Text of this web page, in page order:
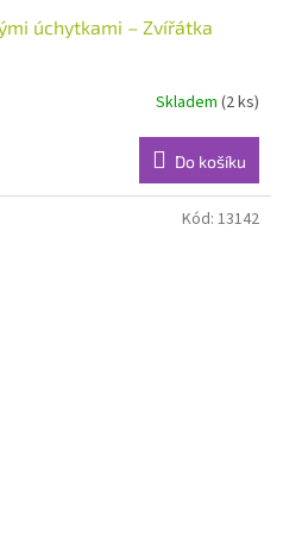
úchytkami – Zvířátka
Skladem (2 ks)
Do košíku
Kód: 13142